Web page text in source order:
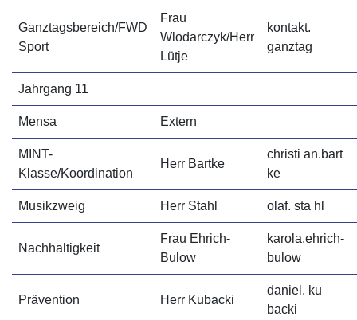
Ganztagsbereich/FWD
Sport
Frau
Wlodarczyk/Herr
Lütje
kontakt.
ganztag
Jahrgang 11
Mensa Extern
MINT-
Klasse/Koordination
Herr Bartke
christi an.bart
ke
Musikzweig Herr Stahl olaf. sta hl
Nachhaltigkeit
Frau Ehrich-
Bulow
karola.ehrich-
bulow
Prävention Herr Kubacki
daniel. ku
backi